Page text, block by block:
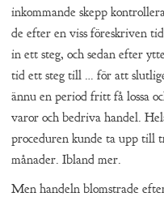
inkommande skepp
de efter en viss föreskriven
in ett steg, och sedan efter
tid ett steg till … för att
ännu en period fritt få lossa
varor och bedriva handel.
proceduren kunde ta upp till
månader. Ibland mer.
Men handeln blomstrade